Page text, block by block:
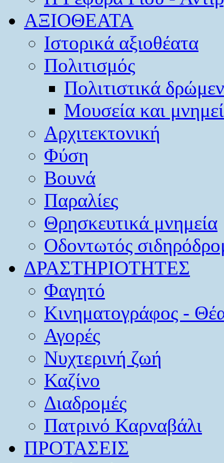
ΑΞΙΟΘΕΑΤΑ
Ιστορικά αξιοθέατα
Πολιτισμός
Πολιτιστικά
Μουσεία και
Αρχιτεκτονική
Φύση
Βουνά
Παραλίες
Θρησκευτικά μνημεία
Οδοντωτός
ΔΡΑΣΤΗΡΙΟΤΗΤΕΣ
Φαγητό
Κινηματογράφος -
Αγορές
Νυχτερινή ζωή
Καζίνο
Διαδρομές
Πατρινό Καρναβάλι
ΠΡΟΤΑΣΕΙΣ